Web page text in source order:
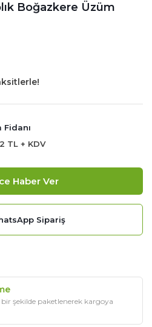
Boğazkere Üzüm
Fidanı
TL + KDV
Haber Ver
Sipariş
şekilde paketlenerek kargoya